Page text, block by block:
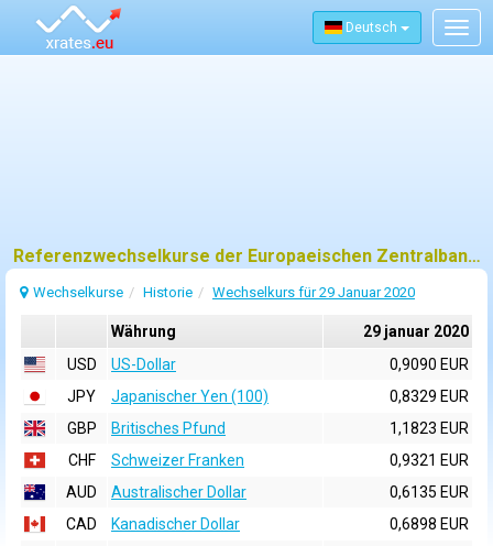
Deutsch
Referenzwechselkurse der Europaeischen Zentralbank (EZB) fuer 29 januar 2020
Wechselkurse Historie Wechselkurs für 29 Januar 2020
Währung
29 januar 2020
USD
US-Dollar
0,9090 EUR
JPY
Japanischer Yen (100)
0,8329 EUR
GBP
Britisches Pfund
1,1823 EUR
CHF
Schweizer Franken
0,9321 EUR
AUD
Australischer Dollar
0,6135 EUR
CAD
Kanadischer Dollar
0,6898 EUR